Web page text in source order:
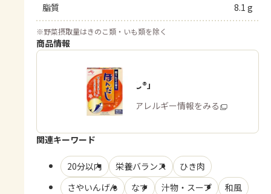
脂質 8.1 g
※野菜摂取量はきのこ類・いも類を除く
商品情報
「ほんだし®」
商品・アレルギー情報をみる
関連キーワード
20分以内 栄養バランス
ひき肉
さやいんげん
なす 汁物・スープ
和風